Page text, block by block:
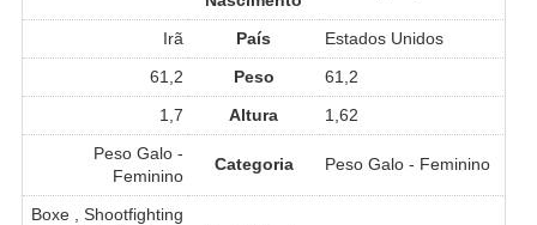
Irã País
Estados Unidos
61,2
Peso
61,2
1,7
Altura
1,62
Peso Galo -
Feminino
Categoria Peso Galo - Feminino
Boxe , Shootfighting